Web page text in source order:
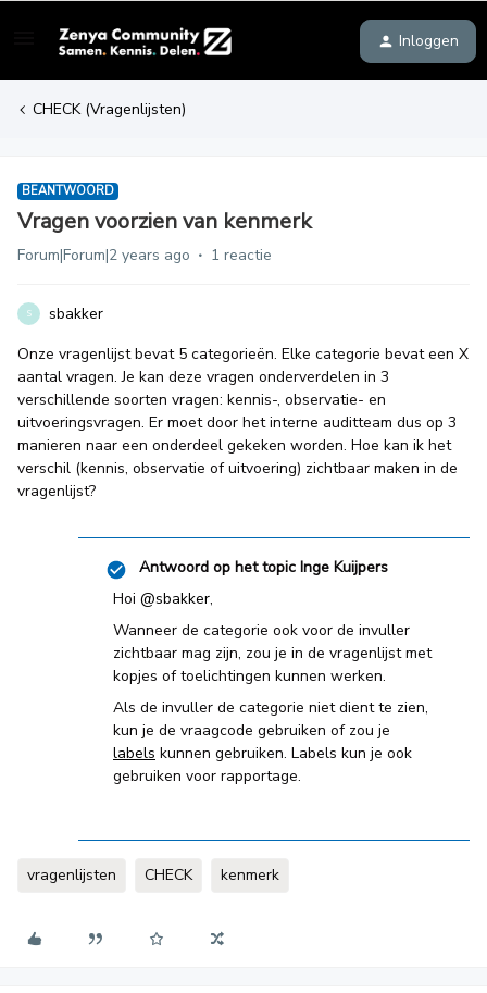
Inloggen
CHECK (Vragenlijsten)
BEANTWOORD
Vragen voorzien van kenmerk
Forum|Forum|2 years ago 1 reactie
S
sbakker
Onze vragenlijst bevat 5 categorieën. Elke categorie bevat een X
aantal vragen. Je kan deze vragen onderverdelen in 3
verschillende soorten vragen: kennis-, observatie- en
uitvoeringsvragen. Er moet door het interne auditteam dus op 3
manieren naar een onderdeel gekeken worden. Hoe kan ik het
verschil (kennis, observatie of uitvoering) zichtbaar maken in de
vragenlijst?
Antwoord op het topic Inge Kuijpers
Hoi @sbakker,
Wanneer de categorie ook voor de invuller
zichtbaar mag zijn, zou je in de vragenlijst met
kopjes of toelichtingen kunnen werken.
Als de invuller de categorie niet dient te zien,
kun je de vraagcode gebruiken of zou je
labels kunnen gebruiken. Labels kun je ook
gebruiken voor rapportage.
vragenlijsten CHECK kenmerk